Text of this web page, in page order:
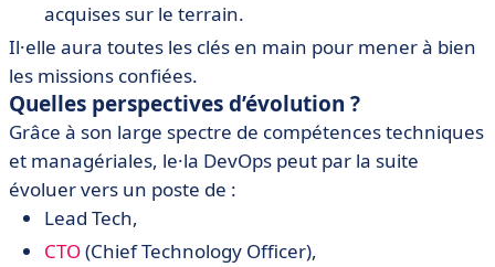
acquises sur le terrain.
Il·elle aura toutes les clés en main pour mener à bien
les missions confiées.
Quelles perspectives d’évolution ?
Grâce à son large spectre de compétences techniques
et managériales, le·la DevOps peut par la suite
évoluer vers un poste de :
Lead Tech,
CTO(Chief Technology Officer),